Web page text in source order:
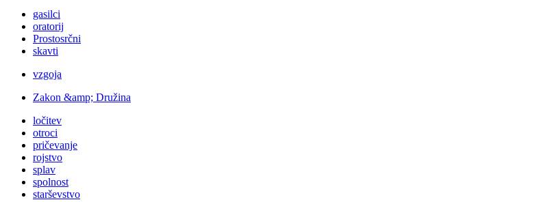
gasilci
oratorij
Prostosrčni
skavti
vzgoja
Zakon &amp; Družina
ločitev
otroci
pričevanje
rojstvo
splav
spolnost
starševstvo